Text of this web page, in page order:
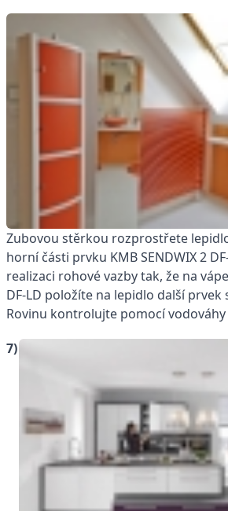
Zubovou stěrkou rozprostřete
horní části prvku KMB SENDWIX 2
realizaci rohové vazby tak, že na
DF-LD položíte na lepidlo další
Rovinu kontrolujte pomocí vodováhy
7)